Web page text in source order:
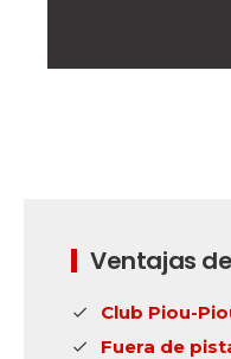
Ventajas
Club Piou-
Fuera de